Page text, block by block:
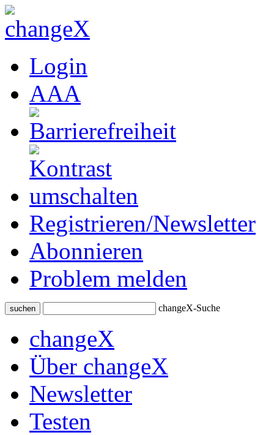
Login
AAA
Registrieren/Newsletter
Abonnieren
Problem melden
suchen changeX-Suche
changeX
Über changeX
Newsletter
Testen